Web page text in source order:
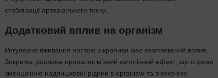
стабілізації артеріального тиску.
Додатковий вплив на організм
Регулярне вживання настою з кропиви має комплексний вплив.
Зокрема, рослина проявляє м’який сечогінний ефект, що сприяє
зменшенню надлишкової рідини в організмі та зниженню